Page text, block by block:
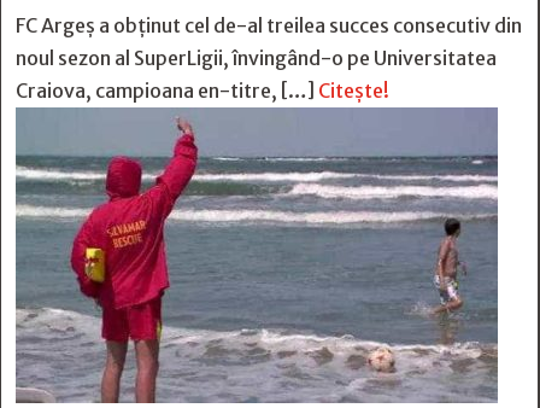
FC Argeş a obţinut cel de-al treilea succes consecutiv din
noul sezon al SuperLigii, învingând-o pe Universitatea
Craiova, campioana en-titre, […] Citește!